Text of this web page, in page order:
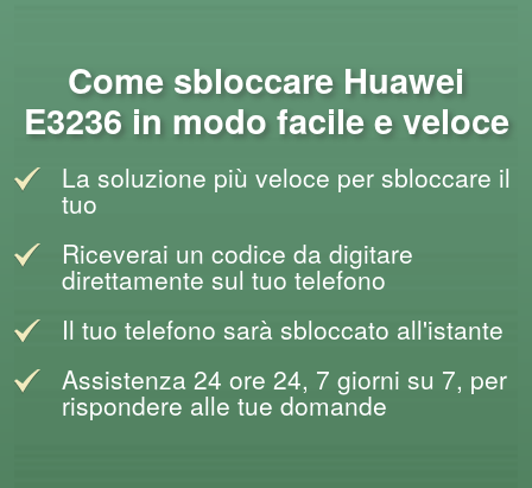
Come sbloccare Huawei
E3236 in modo facile e veloce
La soluzione più veloce per sbloccare il
tuo
Riceverai un codice da digitare
direttamente sul tuo telefono
Il tuo telefono sarà sbloccato all'istante
Assistenza 24 ore 24, 7 giorni su 7, per
rispondere alle tue domande